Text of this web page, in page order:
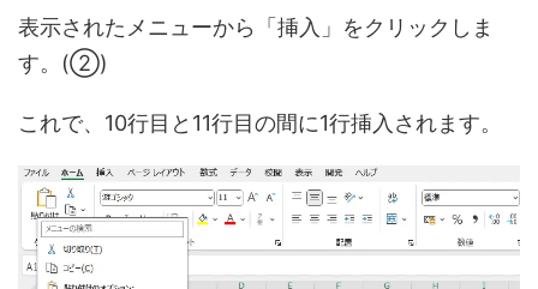
表示されたメニューから「挿入」をクリックしま
す。(②)
これで、10行目と11行目の間に1行挿入されます。